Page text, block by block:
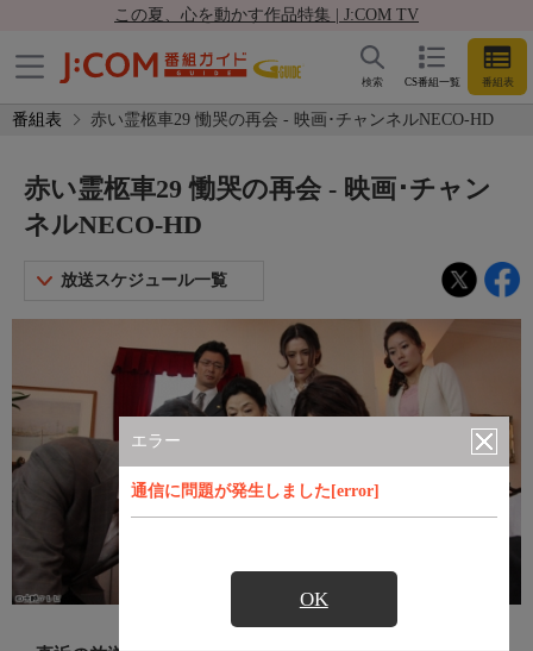
この夏、心を動かす作品特集 | J:COM TV
CS番組一覧 番組表
検索
番組表 赤い霊柩車29 慟哭の再会 - 映画･チャンネルNECO-HD
エラー
通信に問題が発生しました[error]
OK
赤い霊柩車29 慟哭の再会 - 映画･チャン
ネルNECO-HD
放送スケジュール一覧